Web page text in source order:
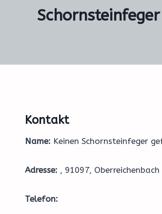
Kontakt
Name: Keinen Schornsteinfeger
Adresse: , 91097, Oberreichenbach
Telefon: